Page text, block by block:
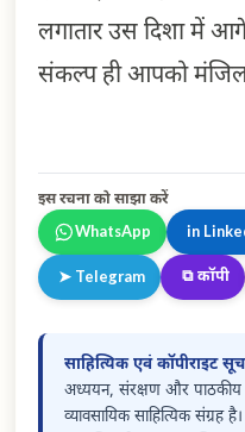
लगातार उस दिशा में
संकल्प ही आपको
इस रचना को साझा करें
WhatsApp
in
➤ Telegram ⧉ कॉपी
साहित्यिक एवं कॉपीराइट
अध्ययन, संरक्षण और
व्यावसायिक साहित्यिक